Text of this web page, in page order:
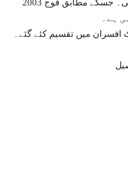
2003 میں سینیٹ میں رپورٹ پیش کی گئی۔ جسکے مطابق فوج